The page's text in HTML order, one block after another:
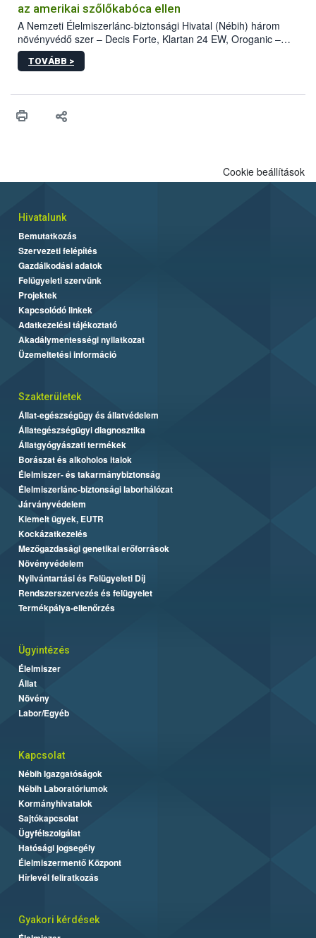
az amerikai szőlőkabóca ellen
A Nemzeti Élelmiszerlánc-biztonsági Hivatal (Nébih) három
növényvédő szer – Decis Forte, Klartan 24 EW, Oroganic –
engedélyokiratát módosította, így azok a szüretet követően,
egészen a vesszőérettség (BBCH 91) stádiumáig
érésű szőlőkben is legyen lehetőség a károsító elleni további
felhasználók számára is elérhető és ökológiai termesztésben is
TOVÁBB >
Cookie beállítások
Hivatalunk
Bemutatkozás
Szervezeti felépítés
Gazdálkodási adatok
Felügyeleti szervünk
Projektek
Kapcsolódó linkek
Adatkezelési tájékoztató
Akadálymentességi nyilatkozat
Üzemeltetési információ
Szakterületek
Állat-egészségügy és állatvédelem
Állategészségügyi diagnosztika
Állatgyógyászati termékek
Borászat és alkoholos italok
Élelmiszer- és takarmánybiztonság
Élelmiszerlánc-biztonsági laborhálózat
Járványvédelem
Kiemelt ügyek, EUTR
Kockázatkezelés
Mezőgazdasági genetikai erőforrások
Növényvédelem
Nyilvántartási és Felügyeleti Díj
Rendszerszervezés és felügyelet
Termékpálya-ellenőrzés
Ügyintézés
Élelmiszer
Állat
Növény
Labor/Egyéb
Kapcsolat
Nébih Igazgatóságok
Nébih Laboratóriumok
Kormányhivatalok
Sajtókapcsolat
Ügyfélszolgálat
Hatósági jogsegély
Élelmiszermentő Központ
Hírlevél feliratkozás
Gyakori kérdések